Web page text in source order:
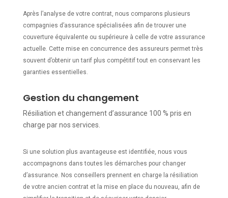
Après l’analyse de votre contrat, nous comparons plusieurs
compagnies d’assurance spécialisées afin de trouver une
couverture équivalente ou supérieure à celle de votre assurance
actuelle. Cette mise en concurrence des assureurs permet très
souvent d’obtenir un tarif plus compétitif tout en conservant les
garanties essentielles.
Gestion du changement
Résiliation et changement d’assurance 100 % pris en
charge par nos services.
Si une solution plus avantageuse est identifiée, nous vous
accompagnons dans toutes les démarches pour changer
d’assurance. Nos conseillers prennent en charge la résiliation
de votre ancien contrat et la mise en place du nouveau, afin de